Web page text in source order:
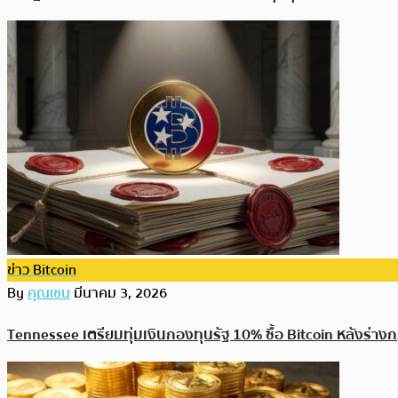
ข่าว Bitcoin
Byคุณเชนมีนาคม 3, 2026
Tennessee เตรียมทุ่มเงินกองทุนรัฐ 10% ซื้อ Bitcoin หลังร่า